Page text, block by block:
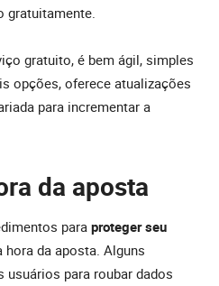
gratuitamente.
gratuito, é bem ágil, simples
opções, oferece atualizações
para incrementar a
da aposta
para proteger seu
hora da aposta. Alguns
para roubar dados